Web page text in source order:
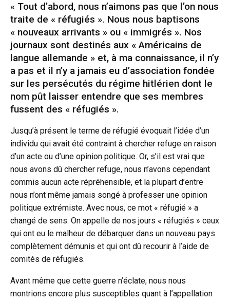
« Tout d’abord, nous n’aimons pas que l’on nous
traite de « réfugiés ». Nous nous baptisons
« nouveaux arrivants » ou « immigrés ». Nos
journaux sont destinés aux « Américains de
langue allemande » et, à ma connaissance, il n’y
a pas et il n’y a jamais eu d’association fondée
sur les persécutés du régime hitlérien dont le
nom pût laisser entendre que ses membres
fussent des « réfugiés ».
Jusqu’à présent le terme de réfugié évoquait l’idée d’un
individu qui avait été contraint à chercher refuge en raison
d’un acte ou d’une opinion politique. Or, s’il est vrai que
nous avons dû chercher refuge, nous n’avons cependant
commis aucun acte répréhensible, et la plupart d’entre
nous n’ont même jamais songé à professer une opinion
politique extrémiste. Avec nous, ce mot « réfugié » a
changé de sens. On appelle de nos jours « réfugiés » ceux
qui ont eu le malheur de débarquer dans un nouveau pays
complètement démunis et qui ont dû recourir à l’aide de
comités de réfugiés.
Avant même que cette guerre n’éclate, nous nous
montrions encore plus susceptibles quant à l’appellation